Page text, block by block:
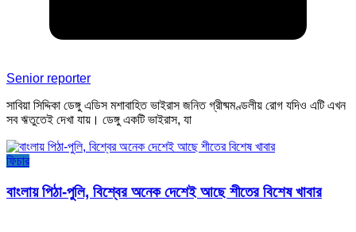
Senior reporter
সাবিয়া সিদ্দিকা ডেঙ্গু এডিস মশাবাহিত ভাইরাস জনিত গ্রীষ্মমণ্ডলীয় রোগ যদিও এটি এখন
সব ঋতুতেই দেখা যায়। ডেঙ্গু একটি ভাইরাস, যা
ফিচার
বাংলায় পিঠা-পুলি, বিশ্বের অনেক দেশেই আছে শীতের বিশেষ খাবার